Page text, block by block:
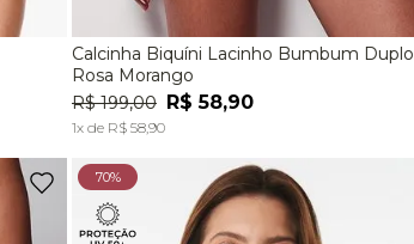
P
ADICIONAR À SACOLA
Calcinha Biquíni Lacinho Bumbum Duplo
Rosa Morango
R$ 199,00 R$ 58,90
1x de R$ 58,90
70%